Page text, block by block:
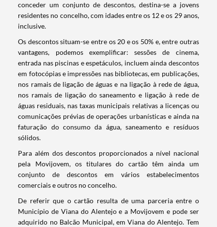
Termo de Pesquisa
conceder um conjunto de descontos, destina-se a jovens
residentes no concelho, com idades entre os 12 e os 29 anos,
inclusive.
Os descontos situam-se entre os 20 e os 50% e, entre outras
vantagens, podemos exemplificar: sessões de cinema,
entrada nas piscinas e espetáculos, incluem ainda descontos
em fotocópias e impressões nas bibliotecas, em publicações,
nos ramais de ligação de águas e na ligação à rede de água,
nos ramais de ligação do saneamento e ligação à rede de
águas residuais, nas taxas municipais relativas a licenças ou
comunicações prévias de operações urbanísticas e ainda na
faturação do consumo da água, saneamento e resíduos
sólidos.
Para além dos descontos proporcionados a nível nacional
pela Movijovem, os titulares do cartão têm ainda um
conjunto de descontos em vários estabelecimentos
comerciais e outros no concelho.
De referir que o cartão resulta de uma parceria entre o
Município de Viana do Alentejo e a Movijovem e pode ser
adquirido no Balcão Municipal, em Viana do Alentejo. Tem